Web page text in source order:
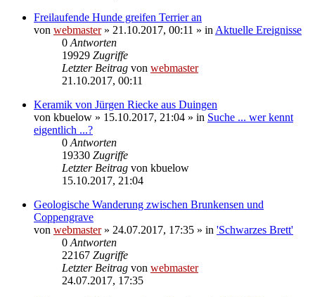
Freilaufende Hunde greifen Terrier an
von webmaster» 21.10.2017, 00:11 » in Aktuelle Ereignisse
0 Antworten
19929 Zugriffe
Letzter Beitrag von webmaster
21.10.2017, 00:11
Keramik von Jürgen Riecke aus Duingen
von kbuelow » 15.10.2017, 21:04 » in Suche ... wer kennt
eigentlich ...?
0 Antworten
19330 Zugriffe
Letzter Beitrag von kbuelow
15.10.2017, 21:04
Geologische Wanderung zwischen Brunkensen und
Coppengrave
von webmaster» 24.07.2017, 17:35 » in 'Schwarzes Brett'
0 Antworten
22167 Zugriffe
Letzter Beitrag von webmaster
24.07.2017, 17:35